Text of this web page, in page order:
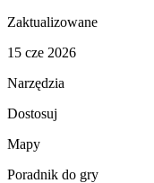
Zaktualizowane
15 cze 2026
Narzędzia
Dostosuj
Mapy
Poradnik do gry